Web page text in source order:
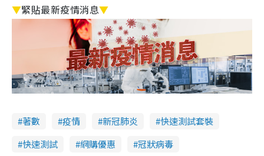
▼緊貼最新疫情消息▼
著數 疫情 新冠肺炎
快速測試套裝
快速測試
網購優惠
冠狀病毒